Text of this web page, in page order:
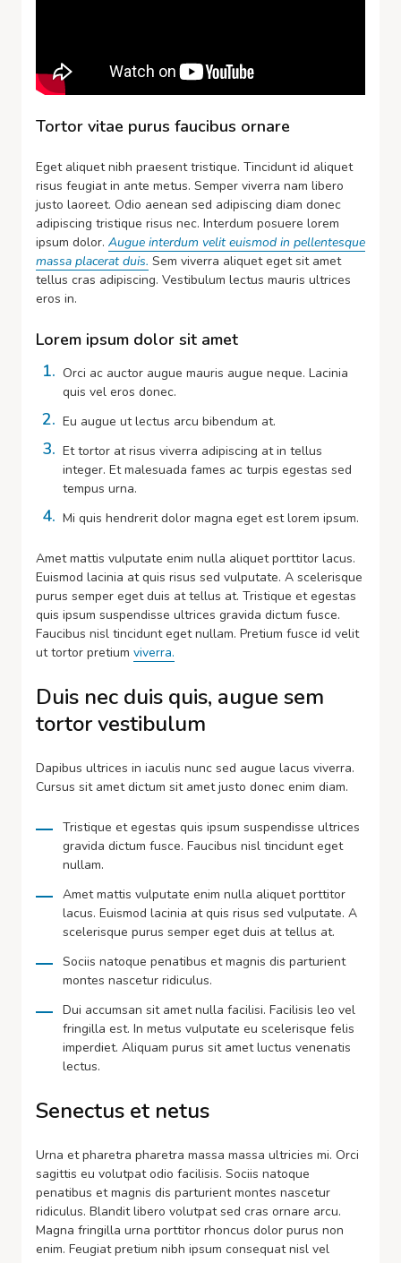
Tortor vitae purus faucibus ornare
Eget aliquet nibh praesent tristique. Tincidunt id aliquet
risus feugiat in ante metus. Semper viverra nam libero
justo laoreet. Odio aenean sed adipiscing diam donec
adipiscing tristique risus nec. Interdum posuere lorem
ipsum dolor. Augue interdum velit euismod in pellentesque
massa placerat duis. Sem viverra aliquet eget sit amet
tellus cras adipiscing. Vestibulum lectus mauris ultrices
eros in.
Lorem ipsum dolor sit amet
Orci ac auctor augue mauris augue neque. Lacinia
quis vel eros donec.
Eu augue ut lectus arcu bibendum at.
Et tortor at risus viverra adipiscing at in tellus
integer. Et malesuada fames ac turpis egestas sed
tempus urna.
Mi quis hendrerit dolor magna eget est lorem ipsum.
Amet mattis vulputate enim nulla aliquet porttitor lacus.
Euismod lacinia at quis risus sed vulputate. A scelerisque
purus semper eget duis at tellus at. Tristique et egestas
quis ipsum suspendisse ultrices gravida dictum fusce.
Faucibus nisl tincidunt eget nullam. Pretium fusce id velit
ut tortor pretium viverra.
Duis nec duis quis, augue sem
tortor vestibulum
Dapibus ultrices in iaculis nunc sed augue lacus viverra.
Cursus sit amet dictum sit amet justo donec enim diam.
Tristique et egestas quis ipsum suspendisse ultrices
gravida dictum fusce. Faucibus nisl tincidunt eget
nullam.
Amet mattis vulputate enim nulla aliquet porttitor
lacus. Euismod lacinia at quis risus sed vulputate. A
scelerisque purus semper eget duis at tellus at.
Sociis natoque penatibus et magnis dis parturient
montes nascetur ridiculus.
Dui accumsan sit amet nulla facilisi. Facilisis leo vel
fringilla est. In metus vulputate eu scelerisque felis
imperdiet. Aliquam purus sit amet luctus venenatis
lectus.
Senectus et netus
Urna et pharetra pharetra massa massa ultricies mi. Orci
sagittis eu volutpat odio facilisis. Sociis natoque
penatibus et magnis dis parturient montes nascetur
ridiculus. Blandit libero volutpat sed cras ornare arcu.
Magna fringilla urna porttitor rhoncus dolor purus non
enim. Feugiat pretium nibh ipsum consequat nisl vel